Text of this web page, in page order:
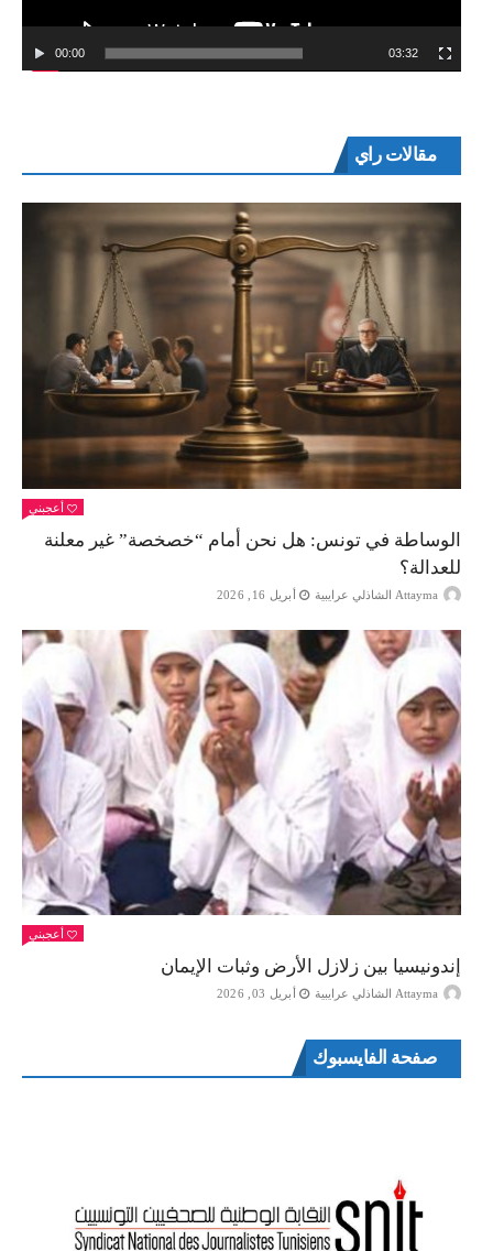
00:00 03:32
مقالات راي
أعجبني
الوساطة في تونس: هل نحن أمام “خصخصة” غير معلنة
للعدالة؟
Attayma الشاذلي عرايبية أبريل 16, 2026
أعجبني
إندونيسيا بين زلازل الأرض وثبات الإيمان
Attayma الشاذلي عرايبية أبريل 03, 2026
صفحة الفايسبوك